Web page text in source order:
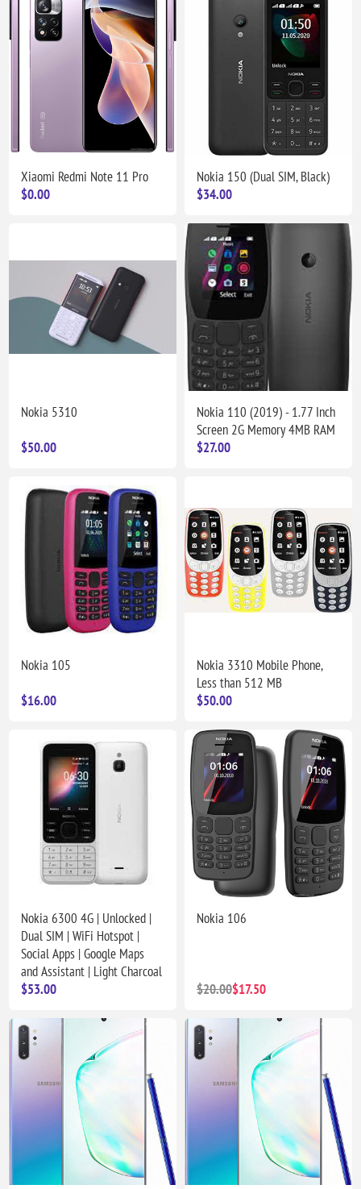
Xiaomi Redmi Note 11 Pro
$0.00
Nokia 150 (Dual SIM, Black)
$34.00
Nokia 5310
$50.00
Nokia 110 (2019) - 1.77 Inch
Screen 2G Memory 4MB RAM
$27.00
Nokia 105
$16.00
Nokia 3310 Mobile Phone,
Less than 512 MB
$50.00
Nokia 6300 4G | Unlocked |
Dual SIM | WiFi Hotspot |
Social Apps | Google Maps
and Assistant | Light Charcoal
$53.00
Nokia 106
$20.00$17.50